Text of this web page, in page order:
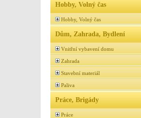
Hobby, Volný čas
Hobby, Volný čas
Dům, Zahrada, Bydlení
Vnitřní vybavení domu
Zahrada
Stavební materiál
Paliva
Práce, Brigády
Práce